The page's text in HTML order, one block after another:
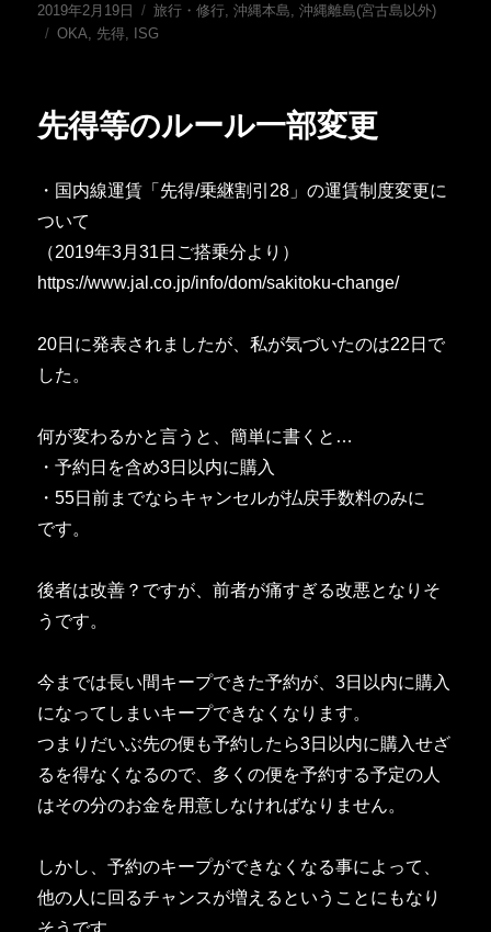
投
稿
2019年2月19日
カ
テ
旅行・修行,沖縄本島,沖縄離島(宮古島以外)
タ
OKA, 先得, ISG
先得等のルール一部変更
・国内線運賃「先得/乗継割引28」の運賃制度変更に
ついて
（2019年3月31日ご搭乗分より）
https://www.jal.co.jp/info/dom/sakitoku-change/
20日に発表されましたが、私が気づいたのは22日で
した。
何が変わるかと言うと、簡単に書くと…
・予約日を含め3日以内に購入
・55日前までならキャンセルが払戻手数料のみに
です。
後者は改善？ですが、前者が痛すぎる改悪となりそ
うです。
今までは長い間キープできた予約が、3日以内に購入
になってしまいキープできなくなります。
つまりだいぶ先の便も予約したら3日以内に購入せざ
るを得なくなるので、多くの便を予約する予定の人
はその分のお金を用意しなければなりません。
しかし、予約のキープができなくなる事によって、
他の人に回るチャンスが増えるということにもなり
そうです。